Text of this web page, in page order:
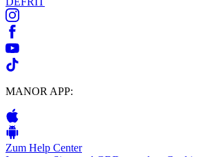
MANOR APP:
Zum Help Center